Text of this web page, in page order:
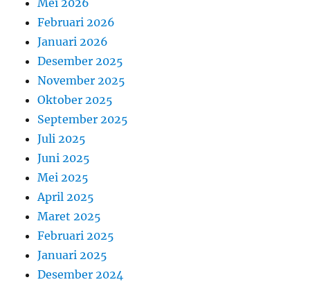
Mei 2026
Februari 2026
Januari 2026
Desember 2025
November 2025
Oktober 2025
September 2025
Juli 2025
Juni 2025
Mei 2025
April 2025
Maret 2025
Februari 2025
Januari 2025
Desember 2024